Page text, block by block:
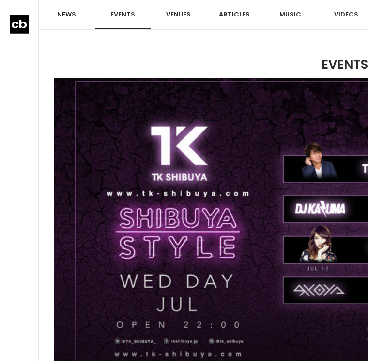
NEWS EVENTS VENUES ARTICLES MUSIC VIDEOS
EVENTS